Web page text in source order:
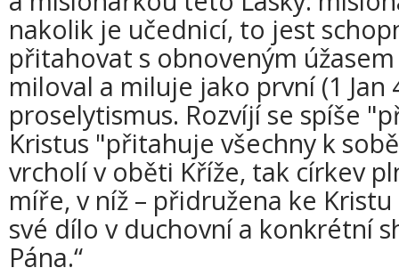
nakolik je učednicí, to jest
přitahovat s obnoveným
miloval a miluje jako první (1 Jan
proselytismus. Rozvíjí se spíše
Kristus "přitahuje všechny k
vrcholí v oběti Kříže, tak církev
míře, v níž – přidružena ke
své dílo v duchovní a konkrétní
Pána.“